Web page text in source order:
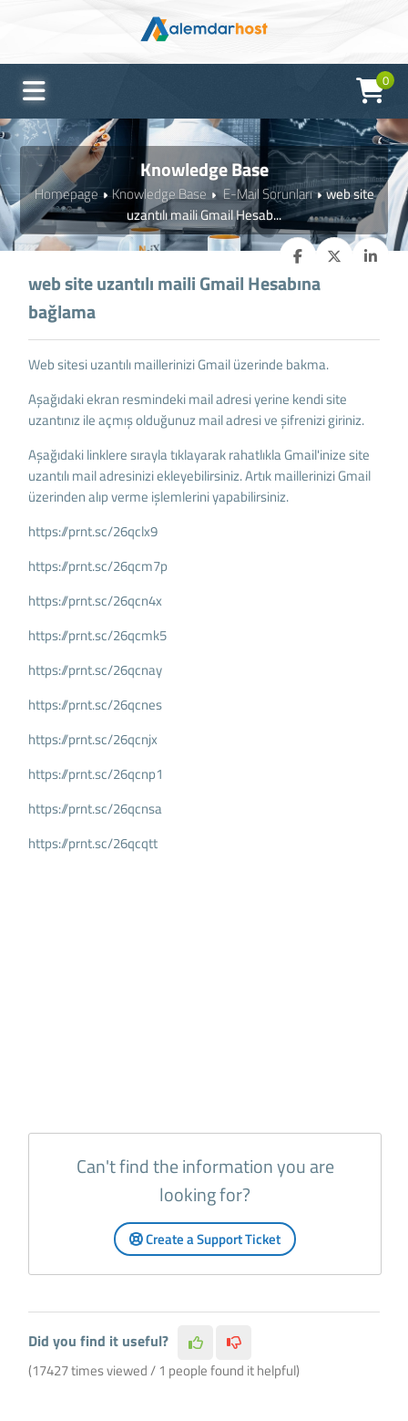
0
Knowledge Base
Homepage Knowledge Base E-Mail Sorunları
web site
uzantılı maili Gmail Hesab...
web site uzantılı maili Gmail Hesabına
bağlama
Web sitesi uzantılı maillerinizi Gmail üzerinde bakma.
Aşağıdaki ekran resmindeki mail adresi yerine kendi site
uzantınız ile açmış olduğunuz mail adresi ve şifrenizi giriniz.
Aşağıdaki linklere sırayla tıklayarak rahatlıkla Gmail'inize site
uzantılı mail adresinizi ekleyebilirsiniz. Artık maillerinizi Gmail
üzerinden alıp verme işlemlerini yapabilirsiniz.
https://prnt.sc/26qclx9
https://prnt.sc/26qcm7p
https://prnt.sc/26qcn4x
https://prnt.sc/26qcmk5
https://prnt.sc/26qcnay
https://prnt.sc/26qcnes
https://prnt.sc/26qcnjx
https://prnt.sc/26qcnp1
https://prnt.sc/26qcnsa
https://prnt.sc/26qcqtt
Can't find the information you are
looking for?
Create a Support Ticket
Did you find it useful?
(17427 times viewed / 1 people found it helpful)